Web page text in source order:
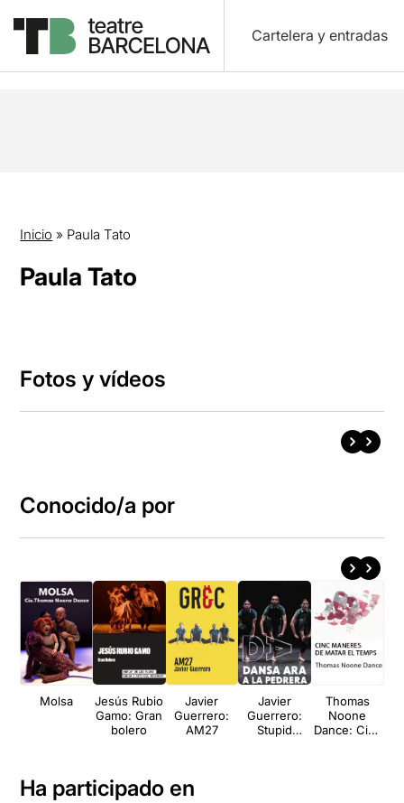
Cartelera y entradas
Inicio » Paula Tato
Paula Tato
Fotos y vídeos
Conocido/a por
Molsa
Jesús Rubio
Gamo: Gran
bolero
Javier
Guerrero:
AM27
Javier
Guerrero:
Stupid
Thomas
Noone
Dance: Cinc
Ha participado en